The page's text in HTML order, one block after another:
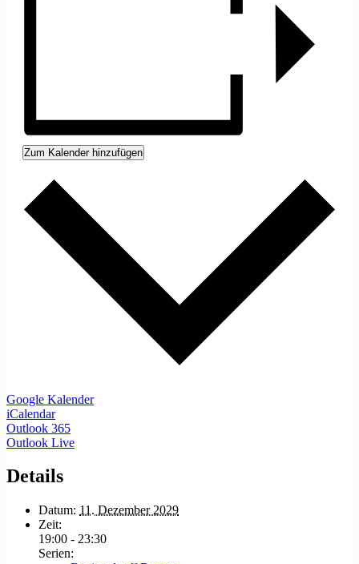
Zum Kalender hinzufügen
Google Kalender
iCalendar
Outlook 365
Outlook Live
Details
Datum: 11. Dezember 2029
Zeit:
19:00 - 23:30
Serien: